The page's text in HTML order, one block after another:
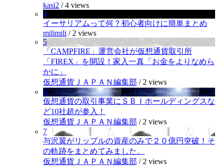
kasi2 /4 views
4
イーサリアムって何？初心者向けに簡単まとめ
milimili / 2 views
5
「CAMPFIRE」運営会社が仮想通貨取引所
「FIREX」を開設！家入一真「お金をよりなめら
かに」
仮想通貨ＪＡＰＡＮ編集部 / 2 views
6
仮想通貨の取引事業にＳＢＩホールディングスな
ど10社超が参入！
仮想通貨ＪＡＰＡＮ編集部 / 2 views
7
与沢翼がリップルの資産のみで２０億円突破！そ
の軌跡をまとめてみました。
仮想通貨ＪＡＰＡＮ編集部 / 2 views